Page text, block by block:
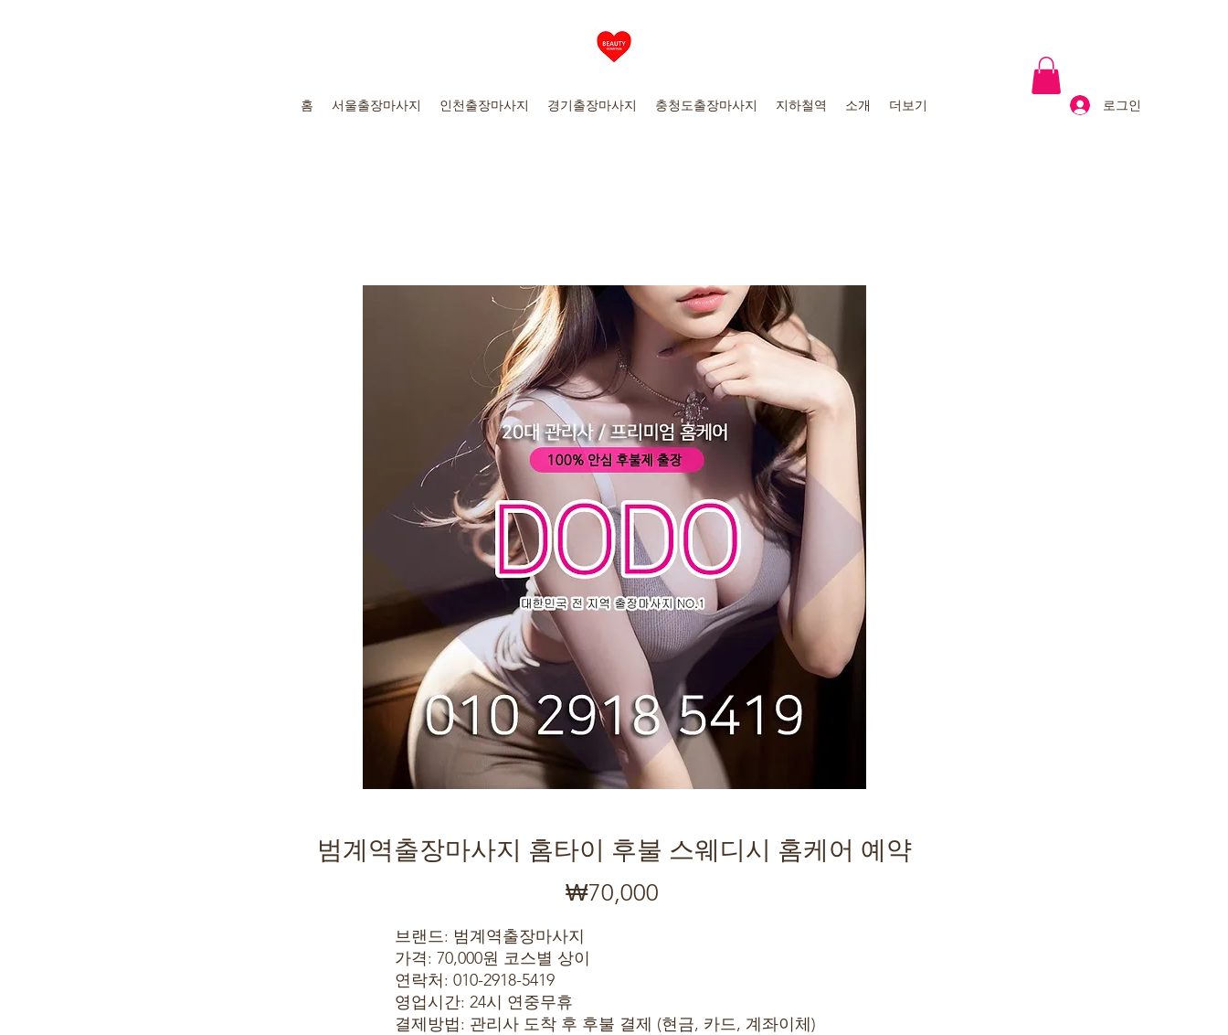
홈 서울출장마사지 인천출장마사지 경기출장마사지 충청도출장마사지 지하철역 소개 더보기 로그인
범계역출장마사지 홈타이 후불 스웨디시 홈케어 예약
₩70,000가
브랜드: 범계역출장마사지
가격: 70,000원 코스별 상이
연락처: 010-2918-5419
영업시간: 24시 연중무휴
결제방법: 관리사 도착 후 후불 결제 (현금, 카드, 계좌이체)